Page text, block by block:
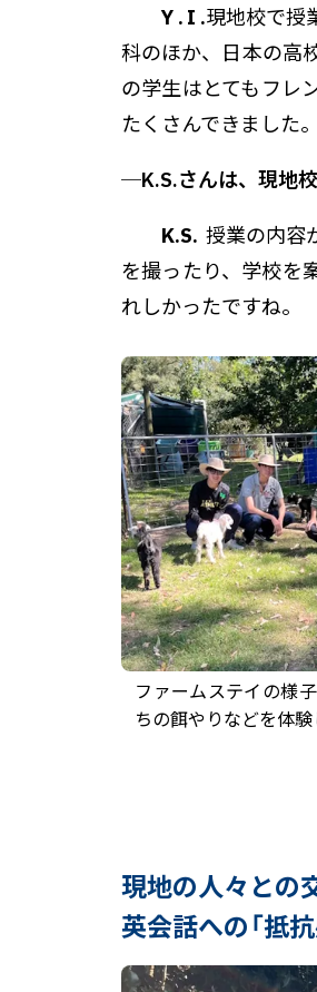
Y.I.現地校で授
科のほか、日本の高
の学生はとてもフレ
たくさんできました。
─K.S.さんは、現地
K.S. 授業の内容
を撮ったり、学校を
れしかったですね。
ファームステイの様
ちの餌やりなどを体
現地の人々との
英会話への「抵